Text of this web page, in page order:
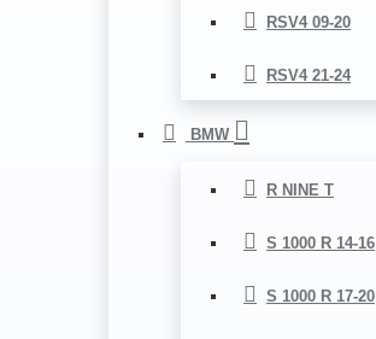
RSV4 09-20
RSV4 21-24
BMW
R NINE T
S 1000 R 14-16
S 1000 R 17-20